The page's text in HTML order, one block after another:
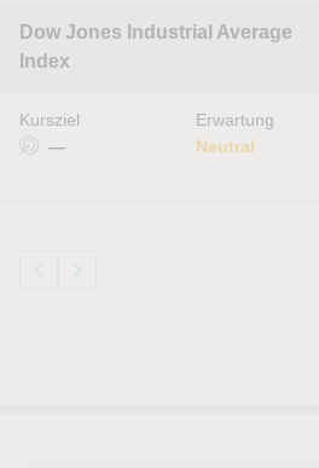
Dow Jones Industrial Average
Index
Kursziel
—
Erwartung
Neutral